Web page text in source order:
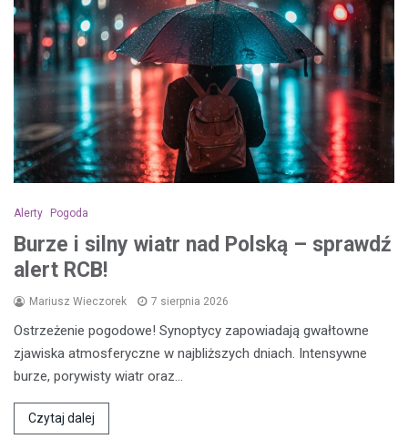
Alerty Pogoda
Burze i silny wiatr nad Polską – sprawdź
alert RCB!
Mariusz Wieczorek 7 sierpnia 2026
Ostrzeżenie pogodowe! Synoptycy zapowiadają gwałtowne
zjawiska atmosferyczne w najbliższych dniach. Intensywne
burze, porywisty wiatr oraz…
Czytaj dalej